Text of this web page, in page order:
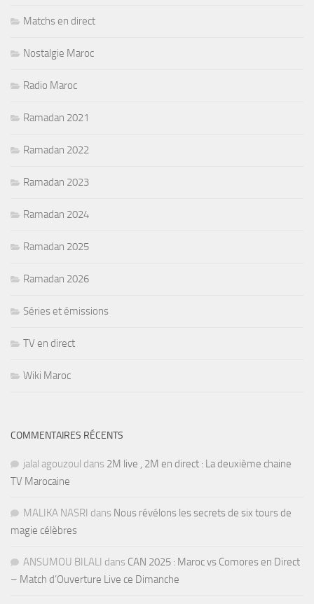
Matchs en direct
Nostalgie Maroc
Radio Maroc
Ramadan 2021
Ramadan 2022
Ramadan 2023
Ramadan 2024
Ramadan 2025
Ramadan 2026
Séries et émissions
TV en direct
Wiki Maroc
COMMENTAIRES RÉCENTS
jalal agouzoul dans 2M live , 2M en direct : La deuxième chaine
TV Marocaine
MALIKA NASRI dans Nous révélons les secrets de six tours de
magie célèbres
ANSUMOU BILALI dans CAN 2025 : Maroc vs Comores en Direct
– Match d’Ouverture Live ce Dimanche